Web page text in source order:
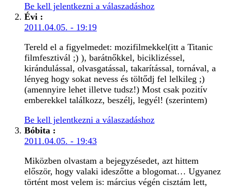
Be kell jelentkezni a válaszadáshoz
Évi :
2011.04.05. - 19:19
Tereld el a figyelmedet: mozifilmekkel(itt a Titanic
filmfesztivál ;) ), barátnőkkel, biciklizéssel,
kirándulással, olvasgatással, takarítással, tornával, a
lényeg hogy sokat nevess és töltődj fel lelkileg ;)
(amennyire lehet illetve tudsz!) Most csak pozitív
emberekkel találkozz, beszélj, legyél! (szerintem)
Be kell jelentkezni a válaszadáshoz
Bóbita :
2011.04.05. - 19:43
Miközben olvastam a bejegyzésedet, azt hittem
először, hogy valaki ideszőtte a blogomat… Ugyanez
történt most velem is: március végén cisztám lett,